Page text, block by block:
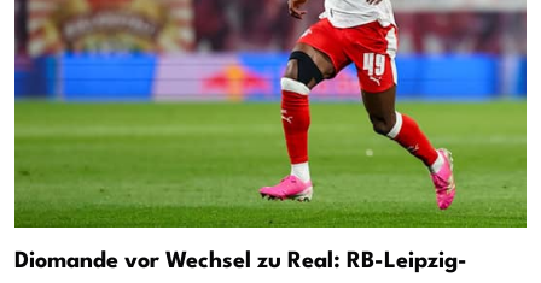
Diomande vor Wechsel zu Real: RB-Leipzig-